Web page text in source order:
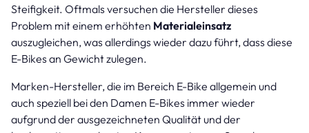
Steifigkeit. Oftmals versuchen die Hersteller dieses
Problem mit einem erhöhten Materialeinsatz
auszugleichen, was allerdings wieder dazu führt, dass diese
E-Bikes an Gewicht zulegen.
Marken-Hersteller, die im Bereich E-Bike allgemein und
auch speziell bei den Damen E-Bikes immer wieder
aufgrund der ausgezeichneten Qualität und der